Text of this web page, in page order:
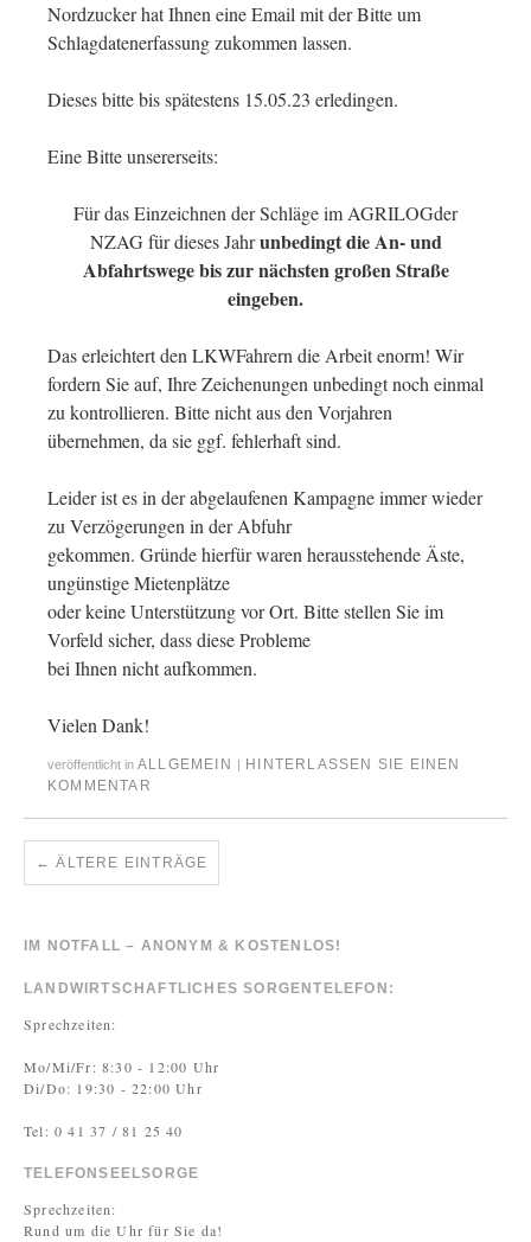
Nordzucker hat Ihnen eine Email mit der Bitte um
Schlagdatenerfassung zukommen lassen.
Dieses bitte bis spätestens 15.05.23 erledingen.
Eine Bitte unsererseits:
Für das Einzeichnen der Schläge im AGRILOGder
NZAG für dieses Jahrunbedingt die An- und
Abfahrtswege bis zur nächsten großen Straße
eingeben.
Das erleichtert den LKWFahrern die Arbeit enorm! Wir
fordern Sie auf, Ihre Zeichenungen unbedingt noch einmal
zu kontrollieren. Bitte nicht aus den Vorjahren
übernehmen, da sie ggf. fehlerhaft sind.
Leider ist es in der abgelaufenen Kampagne immer wieder
zu Verzögerungen in der Abfuhr
gekommen. Gründe hierfür waren herausstehende Äste,
ungünstige Mietenplätze
oder keine Unterstützung vor Ort. Bitte stellen Sie im
Vorfeld sicher, dass diese Probleme
bei Ihnen nicht aufkommen.
Vielen Dank!
veröffentlicht in ALLGEMEIN
HINTERLASSEN SIE EINEN
KOMMENTAR
← ÄLTERE EINTRÄGE
IM NOTFALL – ANONYM & KOSTENLOS!
LANDWIRTSCHAFTLICHES SORGENTELEFON:
Sprechzeiten:
Mo/Mi/Fr: 8:30 - 12:00 Uhr
Di/Do: 19:30 - 22:00 Uhr
Tel: 0 41 37 / 81 25 40
TELEFONSEELSORGE
Sprechzeiten:
Rund um die Uhr für Sie da!